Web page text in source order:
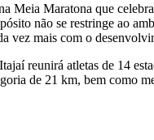
Meia Maratona que
não se restringe ao
vez mais com o
reunirá atletas de 14
de 21 km, bem como